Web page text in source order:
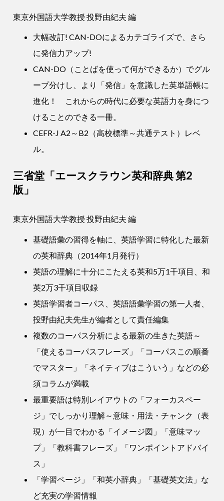
東京外国語大学教授 投野由紀夫 編
大幅改訂! CAN-DOによるカテゴライズで、さら
に発信力アップ!
CAN-DO（ことばを使って何ができるか）でグル
ープ分けし、より「発信」を意識した英単語帳に
進化！ これからの時代に必要な英語力を身につ
けることのできる一冊。
CEFR-J A2～B2（高校標準～共通テスト）レベ
ル。
三省堂「エースクラウン英和辞典 第2
版」
東京外国語大学教授 投野由紀夫 編
基礎語彙の習得を軸に、英語学習に特化した最新
の英和辞典（2014年1月発行）
英語の理解に十分にこたえる英和5万1千項目、和
英2万3千項目収録
英語学習者コーパス、英語語彙学習の第一人者、
投野由紀夫先生が編者として責任編集
複数のコーパス分析による最新の生きた英語～
「使えるコーパスフレーズ」「コーパスこの順番
でマスター」「ネイティブはこういう」などの必
須コラムが満載
最重要語は特別レイアウトの「フォーカスペー
ジ」でしっかり理解～意味・用法・チャンク（表
現）が一目でわかる「イメージ図」「意味マッ
プ」「教科書フレーズ」「ワンポイントアドバイ
ス」
「学習ページ」「和英小辞典」「基礎英文法」な
ど充実の学習情報